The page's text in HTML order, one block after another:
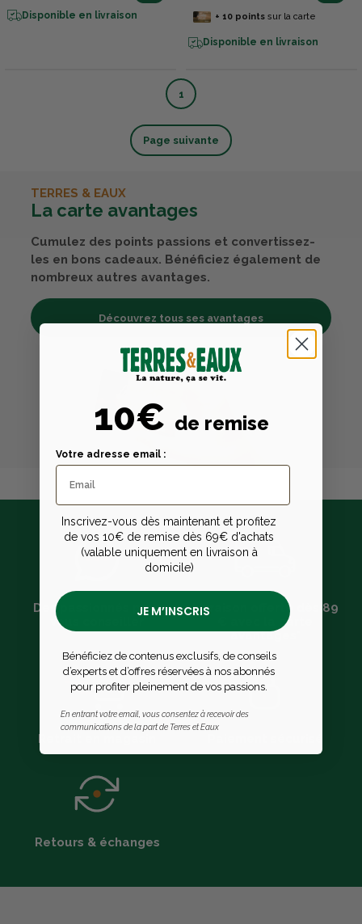
Disponible en livraison + 10pointssur la carte
Disponible en livraison
1
Page suivante
TERRES & EAUX
La carte avantages
Cumulez des points passions et convertissez-
les en bons cadeaux. Bénéficiez également de
nombreux autres avantages.
Découvrez tous ses avantages
Des passionnés pour
vous conseiller
Livraison offerte dès 89
€ avec la carte
avantages*
Retrait en magasin
Retours & échanges
10€ de remise
Votre adresse email :
Inscrivez-vous dès maintenant et profitez
de vos 10€ de remise dès 69€ d'achats
(valable uniquement en livraison à
domicile)
JE M’INSCRIS
Bénéficiez de contenus exclusifs, de conseils
d’experts et d’offres réservées à nos abonnés
pour profiter pleinement de vos passions.
En entrant votre email, vous consentez à recevoir des
communications de la part de Terres et Eaux